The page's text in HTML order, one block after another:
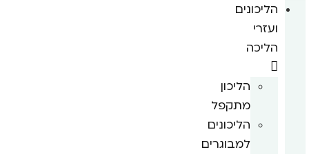
הליכונים
ועזרי
הליכה
הליכון
מתקפל
הליכונים
למבוגרים